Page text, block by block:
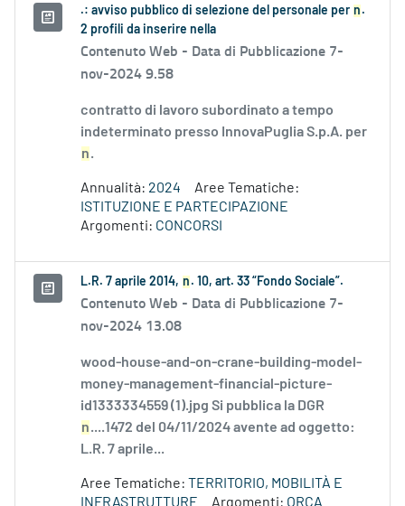
.: avviso pubblico di selezione del personale per n .
2 profili da inserire nella
Contenuto Web - Data di Pubblicazione 7-
nov-2024 9.58
contratto di lavoro subordinato a tempo
indeterminato presso InnovaPuglia S.p.A. per
n.
Annualità: 2024
Aree Tematiche:
ISTITUZIONE E PARTECIPAZIONE
Argomenti: CONCORSI
L.R. 7 aprile 2014, n . 10, art. 33 “Fondo Sociale”.
Contenuto Web - Data di Pubblicazione 7-
nov-2024 13.08
wood-house-and-on-crane-building-model-
money-management-financial-picture-
id1333334559 (1).jpg Si pubblica la DGR
n....1472 del 04/11/2024 avente ad oggetto:
L.R. 7 aprile...
Aree Tematiche: TERRITORIO, MOBILITÀ E
INFRASTRUTTURE
Argomenti: ORCA